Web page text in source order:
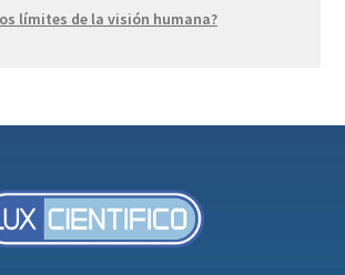
límites de la visión humana?